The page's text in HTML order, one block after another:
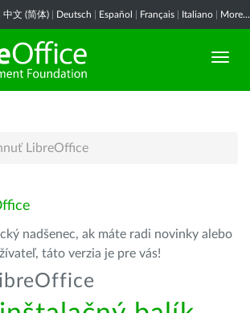
中文 (简体) Deutsch Español Français Italiano More...
LibreOffice
nadšenec, ak máte radi novinky alebo
táto verzia je pre vás!